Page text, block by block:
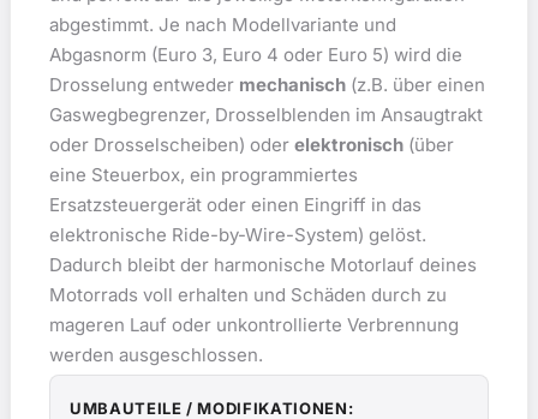
abgestimmt. Je nach Modellvariante und
Abgasnorm (Euro 3, Euro 4 oder Euro 5) wird die
Drosselung entweder mechanisch (z.B. über einen
Gaswegbegrenzer, Drosselblenden im Ansaugtrakt
oder Drosselscheiben) oder elektronisch (über
eine Steuerbox, ein programmiertes
Ersatzsteuergerät oder einen Eingriff in das
elektronische Ride-by-Wire-System) gelöst.
Dadurch bleibt der harmonische Motorlauf deines
Motorrads voll erhalten und Schäden durch zu
mageren Lauf oder unkontrollierte Verbrennung
werden ausgeschlossen.
UMBAUTEILE / MODIFIKATIONEN: